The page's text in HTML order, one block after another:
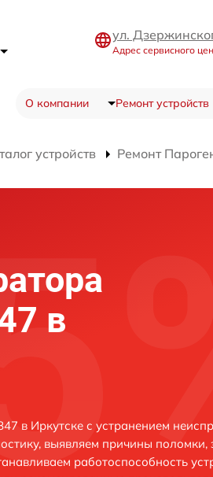
ул.
Адрес сервисного
О компании Ремонт устройств
устройств Ремонт
в
в Иркутске с устранением
выявляем причины поломки,
работоспособность